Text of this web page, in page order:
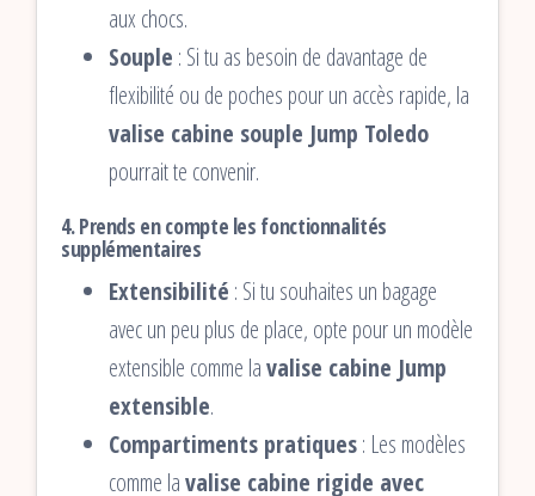
aux chocs.
Souple : Si tu as besoin de davantage de
flexibilité ou de poches pour un accès rapide, la
valise cabine souple Jump Toledo
pourrait te convenir.
4. Prends en compte les fonctionnalités
supplémentaires
Extensibilité : Si tu souhaites un bagage
avec un peu plus de place, opte pour un modèle
extensible comme lavalise cabine Jump
extensible.
Compartiments pratiques: Les modèles
comme lavalise cabine rigide avec